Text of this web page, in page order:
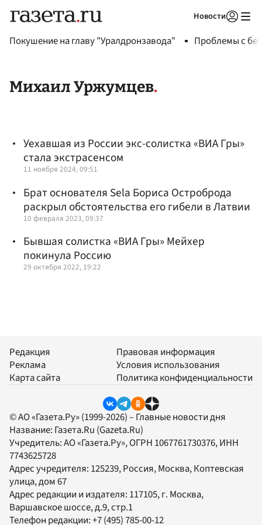
Новости
Покушение на главу "Уралдронзавода" Проблемы с
Михаил Уржумцев
Уехавшая из России экс-солистка «ВИА Гры»
стала экстрасенсом
11 ноября 2024, 09:51
Брат основателя Sela Бориса Остроброда
раскрыл обстоятельства его гибели в Латвии
10 февраля 2023, 09:37
Бывшая солистка «ВИА Гры» Мейхер
покинула Россию
29 октября 2022, 19:22
Редакция
Реклама
Карта сайта
Правовая информация
Условия использования
Политика конфиденциальности
© АО «Газета.Ру» (1999-2026) – Главные новости дня
Название: Газета.Ru (Gazeta.Ru)
Учредитель:АО «Газета.Ру», ОГРН 1067761730376, ИНН
7743625728
Адрес учредителя: 125239, Россия, Москва, Коптевская
улица, дом 67
Адрес редакции и издателя: 117105, г. Москва,
Варшавское шоссе, д.9, стр.1
Телефон редакции:+7 (495) 785-00-12